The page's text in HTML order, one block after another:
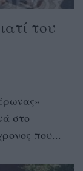
του
στο
που...